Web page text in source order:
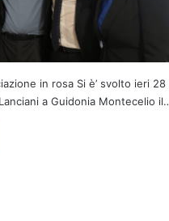
in rosa Si è’ svolto ieri 28
a Guidonia Montecelio